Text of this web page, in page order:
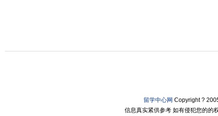
留学中心网 Copyright ?
信息真实紧供参考 如有侵犯您的的